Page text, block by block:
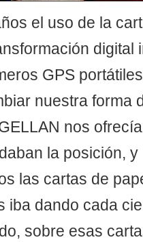
el uso de la
digital
GPS
nuestra forma
nos
la posición,
las cartas de
iba dando cada
sobre esas